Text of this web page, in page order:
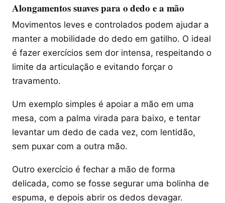
Alongamentos suaves para o dedo e a mão
Movimentos leves e controlados podem ajudar a
manter a mobilidade do dedo em gatilho. O ideal
é fazer exercícios sem dor intensa, respeitando o
limite da articulação e evitando forçar o
travamento.
Um exemplo simples é apoiar a mão em uma
mesa, com a palma virada para baixo, e tentar
levantar um dedo de cada vez, com lentidão,
sem puxar com a outra mão.
Outro exercício é fechar a mão de forma
delicada, como se fosse segurar uma bolinha de
espuma, e depois abrir os dedos devagar.